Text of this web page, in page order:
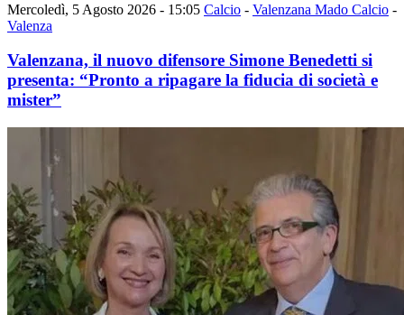
Mercoledì, 5 Agosto 2026 - 15:05 Calcio - Valenzana Mado Calcio -
Valenza
Valenzana, il nuovo difensore Simone Benedetti si
presenta: “Pronto a ripagare la fiducia di società e
mister”